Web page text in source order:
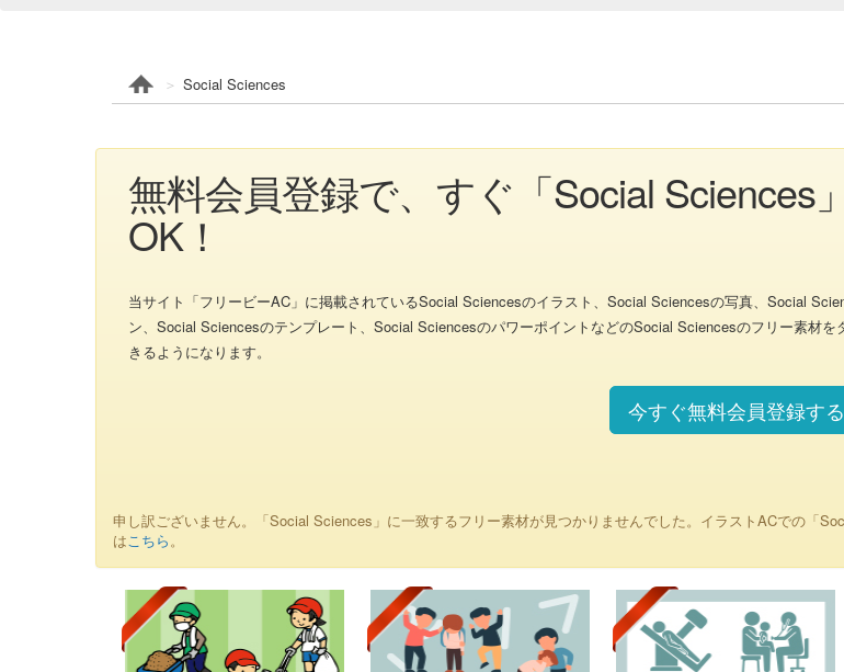
Social Sciences
無料会員登録で、すぐ「Social Sciences
OK！
当サイト「フリービーAC」に掲載されているSocial Sciencesのイラスト、Social Sciencesの写真、Social
ン、Social Sciencesのテンプレート、Social SciencesのパワーポイントなどのSocial Sciencesのフリー素材
きるようになります。
今すぐ無料会員登録する
申し訳ございません。「Social Sciences」に一致するフリー素材が見つかりませんでした。イラストACでの「
はこちら。